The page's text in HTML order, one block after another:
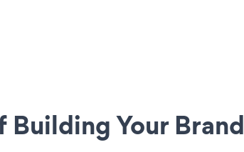
Building Your Brand